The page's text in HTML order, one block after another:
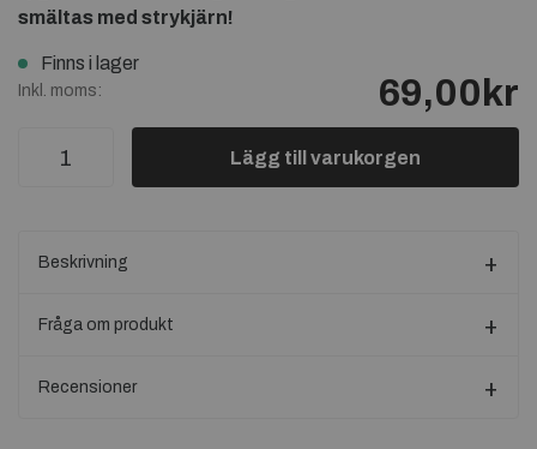
smältas med strykjärn!
Finns i lager
Inkl. moms: 69,00kr
Lägg till varukorgen
Beskrivning
Fråga om produkt
Recensioner